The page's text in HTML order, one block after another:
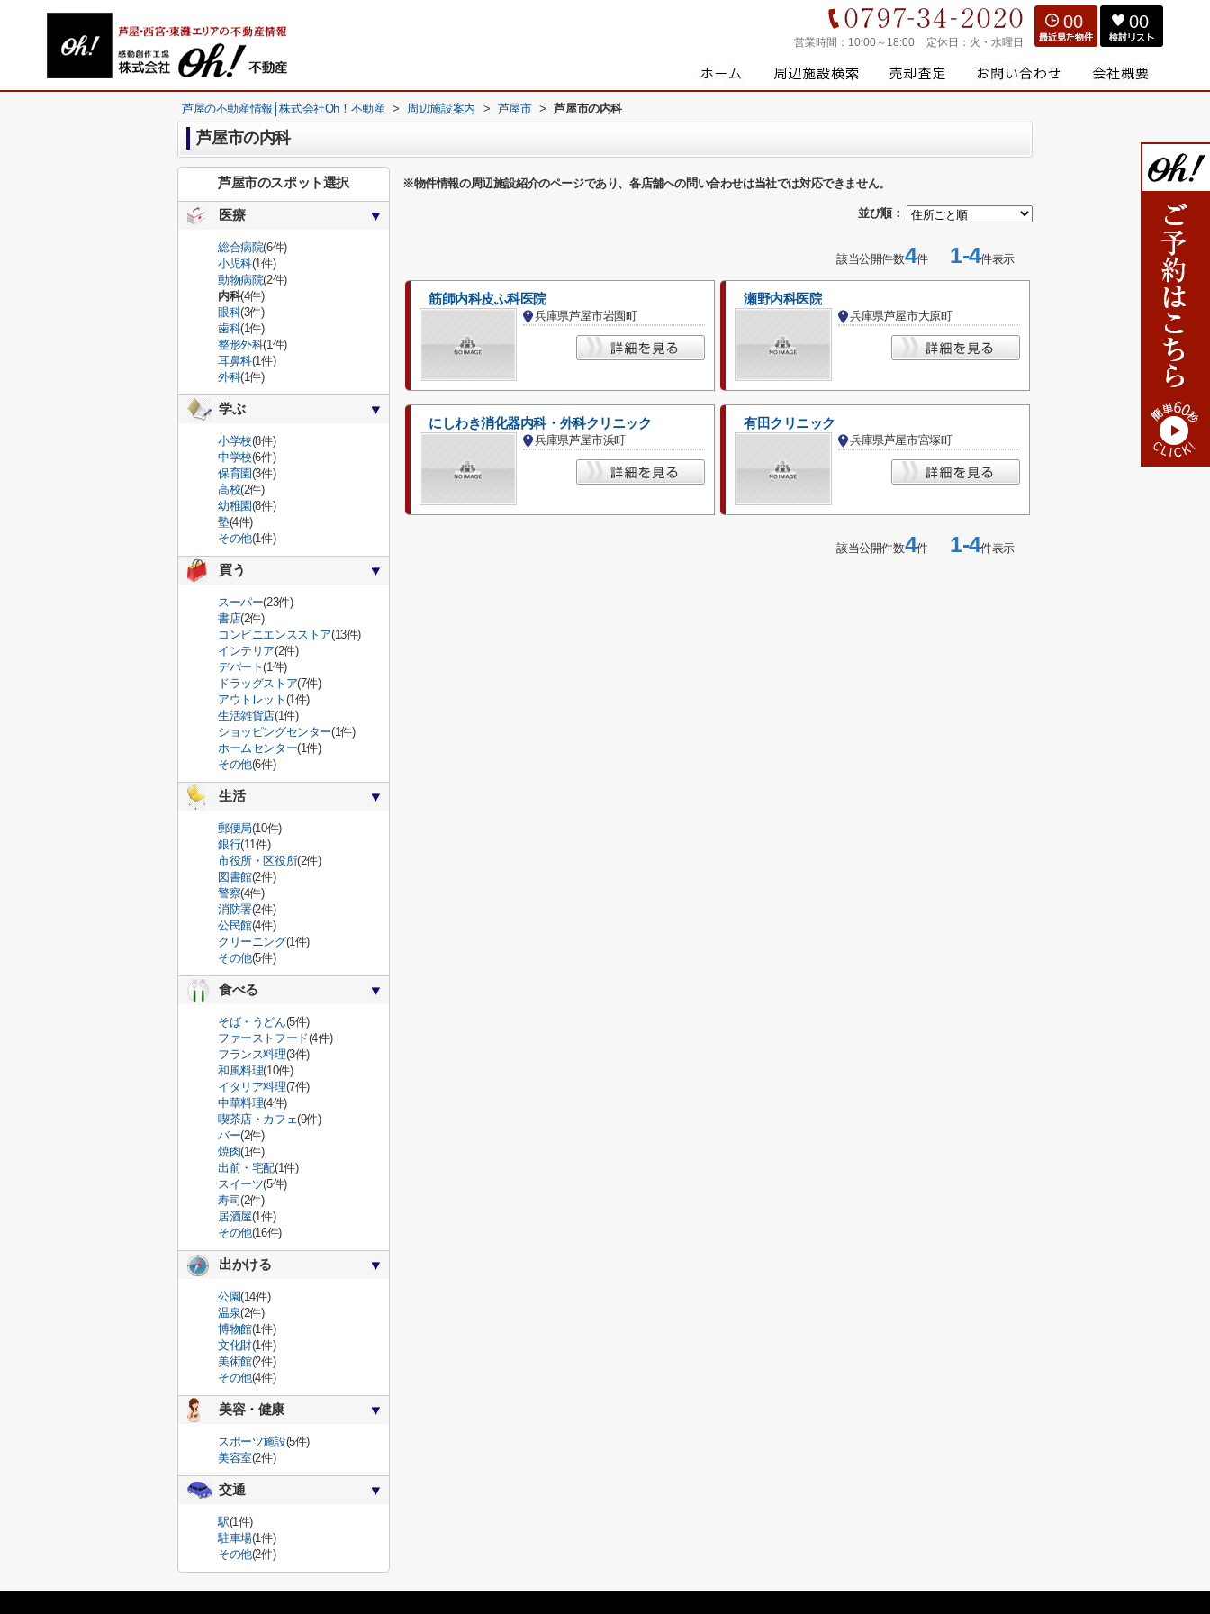
営業時間： 10:00～18:00 定休日： 火・水曜日
00 00
芦屋の不動産情報│株式会社Oh！不動産 > 周辺施設案内 > 芦屋市 > 芦屋市の内科
芦屋市の内科
※物件情報の周辺施設紹介のページであり、各店舗への問い合わせは当社では対応できません。
並び順：
該当公開件数4件1-4件表示
筋師内科皮ふ科医院
兵庫県芦屋市岩園町
瀬野内科医院
兵庫県芦屋市大原町
にしわき消化器内科・外科クリニック
兵庫県芦屋市浜町
有田クリニック
兵庫県芦屋市宮塚町
該当公開件数4件1-4件表示
芦屋市のスポット選択
医療
総合病院(6件)
小児科(1件)
動物病院(2件)
内科(4件)
眼科(3件)
歯科(1件)
整形外科(1件)
耳鼻科(1件)
外科(1件)
学ぶ
小学校(8件)
中学校(6件)
保育園(3件)
高校(2件)
幼稚園(8件)
塾(4件)
その他(1件)
買う
スーパー(23件)
書店(2件)
コンビニエンスストア(13件)
インテリア(2件)
デパート(1件)
ドラッグストア(7件)
アウトレット (1件)
生活雑貨店(1件)
ショッピングセンター(1件)
ホームセンター(1件)
その他(6件)
生活
郵便局(10件)
銀行(11件)
市役所・区役所(2件)
図書館(2件)
警察(4件)
消防署(2件)
公民館(4件)
クリーニング(1件)
その他(5件)
食べる
そば・うどん(5件)
ファーストフード(4件)
フランス料理(3件)
和風料理(10件)
イタリア料理(7件)
中華料理(4件)
喫茶店・カフェ(9件)
バー(2件)
焼肉(1件)
出前・宅配(1件)
スイーツ(5件)
寿司(2件)
居酒屋(1件)
その他(16件)
出かける
公園(14件)
温泉(2件)
博物館(1件)
文化財(1件)
美術館(2件)
その他(4件)
美容・健康
スポーツ施設(5件)
美容室(2件)
交通
駅(1件)
駐車場(1件)
その他(2件)